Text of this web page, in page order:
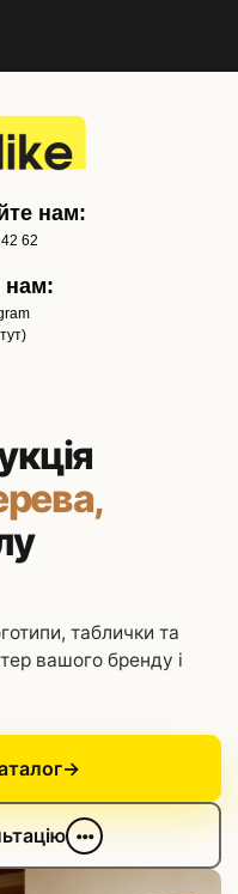
нам:
62
нам:
таблички та
вашого бренду і
→
•••